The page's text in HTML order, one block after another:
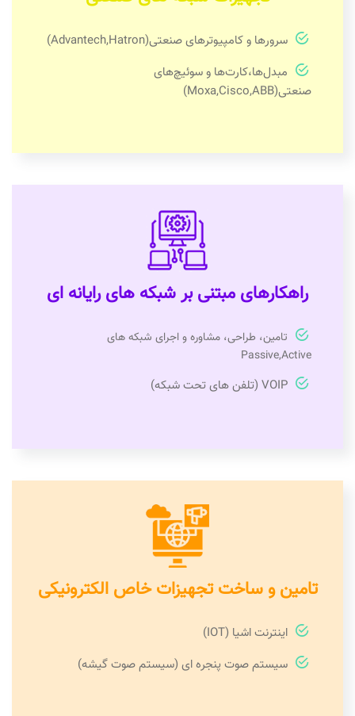
سرورها و کامپیوترهای صنعتی(Advantech,Hatron)
مبدل‌ها،کارت‌ها و سوئیچ‌های
صنعتی(Moxa,Cisco,ABB)
راهکارهای مبتنی بر شبکه های رایانه ای
تامین، طراحی، مشاوره و اجرای شبکه های
Passive,Active
VOIP (تلفن های تحت شبکه)
تامین و ساخت تجهیزات خاص الکترونیکی
اینترنت اشیا (IOT)
سیستم صوت پنجره ای (سیستم صوت گیشه)